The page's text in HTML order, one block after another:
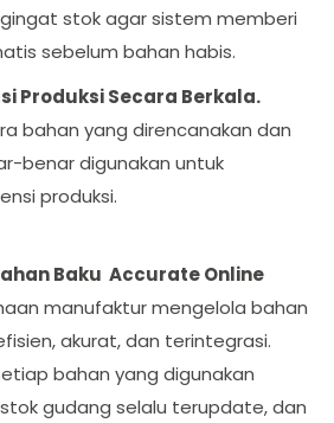
stok agar sistem memberi
sebelum bahan habis.
Produksi Secara Berkala.
bahan yang direncanakan dan
benar digunakan untuk
produksi.
Baku Accurate Online
manufaktur mengelola bahan
akurat, dan terintegrasi.
bahan yang digunakan
gudang selalu terupdate, dan